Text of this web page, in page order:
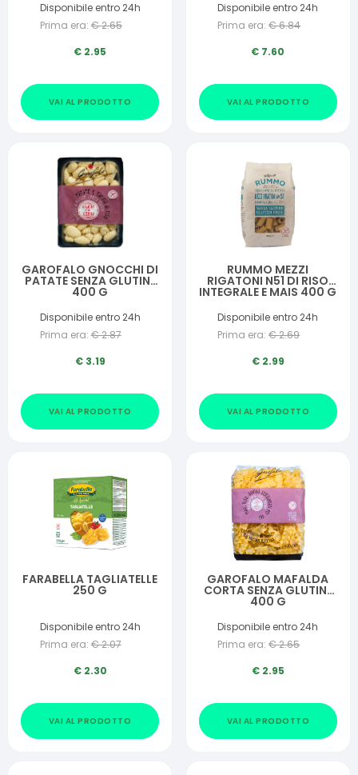
Disponibile entro 24h
Prima era: €2.65
€ 2.95
VAI AL PRODOTTO
Disponibile entro 24h
Prima era: €6.84
€ 7.60
VAI AL PRODOTTO
GAROFALO GNOCCHI DI
PATATE SENZA GLUTINE
400 G
Disponibile entro 24h
Prima era: €2.87
€ 3.19
VAI AL PRODOTTO
RUMMO MEZZI
RIGATONI N51 DI RISO
INTEGRALE E MAIS 400 G
Disponibile entro 24h
Prima era: €2.69
€ 2.99
VAI AL PRODOTTO
FARABELLA TAGLIATELLE
250 G
Disponibile entro 24h
Prima era: €2.07
€ 2.30
VAI AL PRODOTTO
GAROFALO MAFALDA
CORTA SENZA GLUTINE
400 G
Disponibile entro 24h
Prima era: €2.65
€ 2.95
VAI AL PRODOTTO